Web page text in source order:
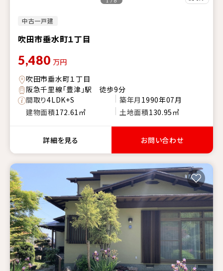
中古一戸建
吹田市垂水町１丁目
5,480 万円
吹田市垂水町１丁目
阪急千里線「豊津」駅 徒歩9分
間取り4LDK+S 築年月 1990年07月
建物面積172.61㎡ 土地面積130.95㎡
詳細を見る お問い合わせ